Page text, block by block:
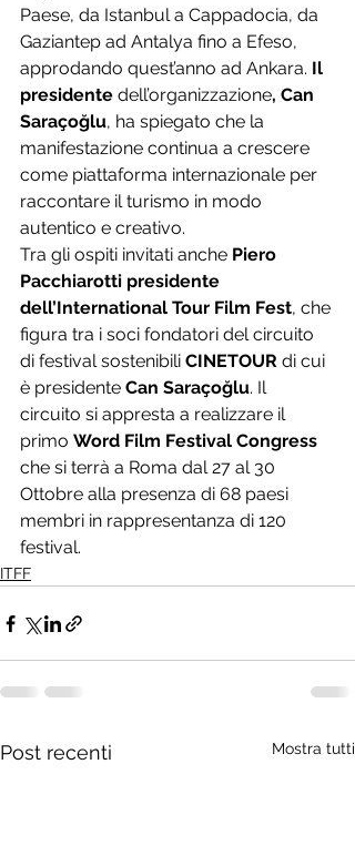
Paese, da Istanbul a Cappadocia, da
Gaziantep ad Antalya fino a Efeso,
approdando quest’anno ad Ankara. Il
presidente dell’organizzazione, Can
Saraçoğlu, ha spiegato che la
manifestazione continua a crescere
come piattaforma internazionale per
raccontare il turismo in modo
autentico e creativo.
Tra gli ospiti invitati anche Piero
Pacchiarotti presidente
dell’International Tour Film Fest, che
figura tra i soci fondatori del circuito
di festival sostenibili CINETOUR di cui
è presidente Can Saraçoğlu. Il
circuito si appresta a realizzare il
primo Word Film Festival Congress
che si terrà a Roma dal 27 al 30
Ottobre alla presenza di 68 paesi
membri in rappresentanza di 120
festival.
ITFF
Post recenti Mostra tutti